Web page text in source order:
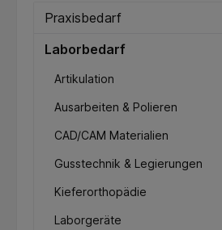
Praxisbedarf
Laborbedarf
Artikulation
Ausarbeiten & Polieren
CAD/CAM Materialien
Gusstechnik & Legierungen
Kieferorthopädie
Laborgeräte